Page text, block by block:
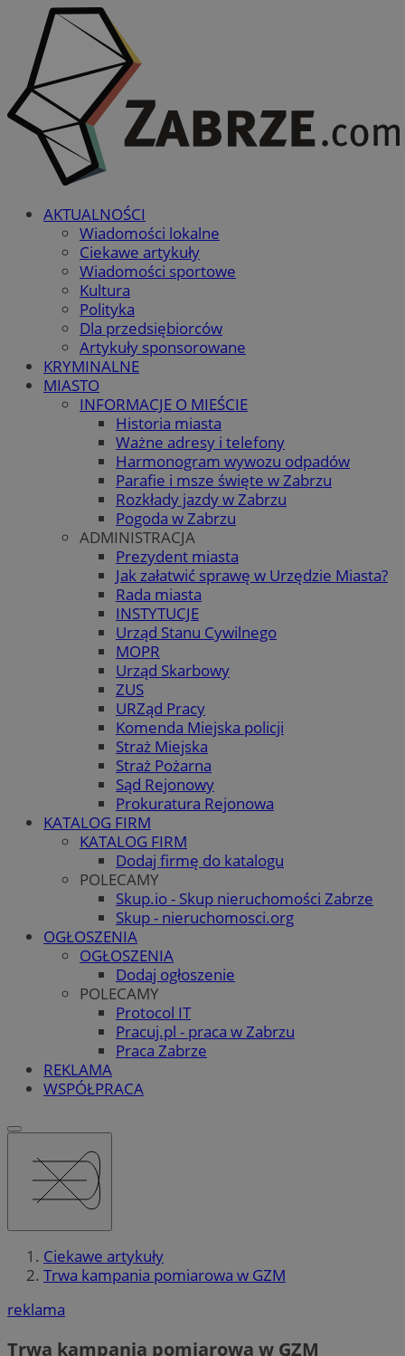
AKTUALNOŚCI
Wiadomości lokalne
Ciekawe artykuły
Wiadomości sportowe
Kultura
Polityka
Dla przedsiębiorców
Artykuły sponsorowane
KRYMINALNE
MIASTO
INFORMACJE O MIEŚCIE
Historia miasta
Ważne adresy i telefony
Harmonogram wywozu odpadów
Parafie i msze święte w Zabrzu
Rozkłady jazdy w Zabrzu
Pogoda w Zabrzu
ADMINISTRACJA
Prezydent miasta
Jak załatwić sprawę w Urzędzie Miasta?
Rada miasta
INSTYTUCJE
Urząd Stanu Cywilnego
MOPR
Urząd Skarbowy
ZUS
URZąd Pracy
Komenda Miejska policji
Straż Miejska
Straż Pożarna
Sąd Rejonowy
Prokuratura Rejonowa
KATALOG FIRM
KATALOG FIRM
Dodaj firmę do katalogu
POLECAMY
Skup.io - Skup nieruchomości Zabrze
Skup - nieruchomosci.org
OGŁOSZENIA
OGŁOSZENIA
Dodaj ogłoszenie
POLECAMY
Protocol IT
Pracuj.pl - praca w Zabrzu
Praca Zabrze
REKLAMA
WSPÓŁPRACA
Ciekawe artykuły
Trwa kampania pomiarowa w GZM
reklama
Trwa kampania pomiarowa w GZM